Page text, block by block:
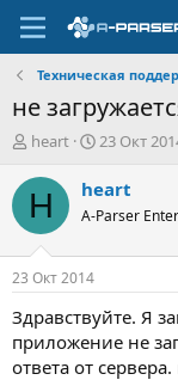
Техническая
не
А
т
о
т
е
м
ы
heart
Д
т
н
а
л
23 Окт
H heart
A-Parser
23 Окт 2014
Здравствуйте. Я
приложение не
ответа от